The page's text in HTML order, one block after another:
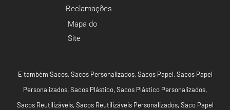
Reclamações
Mapa do
Site
E também Sacos,Sacos Personalizados,Sacos Papel,Sacos Papel
Personalizados,Sacos Plástico,Sacos Plástico Personalizados,
Sacos Reutilizáveis,Sacos Reutilizáveis Personalizados,Saco Papel